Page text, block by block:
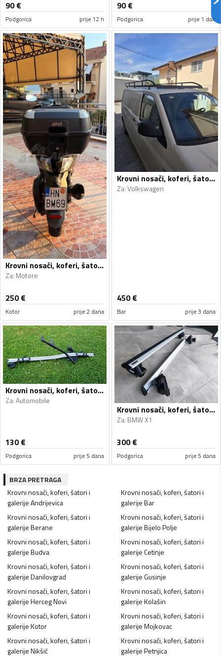
90€
Podgorica prije 12 h
90€
Podgorica prije 1 dan
Krovni nosači, koferi, šatori i galerije
Za: Motore
250€
Kotor prije 2 dana
Krovni nosači, koferi, šatori i galerije
Za:Volkswagen
450€
Bar prije 3 dana
Krovni nosači, koferi, šatori i galerije
Za:Automobile
130€
Podgorica prije 5 dana
Krovni nosači, koferi, šatori i galerije
Za: BMW X1
300€
Podgorica prije 5 dana
BRZA PRETRAGA
Krovni nosači, koferi, šatori i
galerijeAndrijevica
Krovni nosači, koferi, šatori i
galerijeBar
Krovni nosači, koferi, šatori i
galerijeBerane
Krovni nosači, koferi, šatori i
galerijeBijelo Polje
Krovni nosači, koferi, šatori i
galerijeBudva
Krovni nosači, koferi, šatori i
galerijeCetinje
Krovni nosači, koferi, šatori i
galerijeDanilovgrad
Krovni nosači, koferi, šatori i
galerijeGusinje
Krovni nosači, koferi, šatori i
galerijeHerceg Novi
Krovni nosači, koferi, šatori i
galerijeKolašin
Krovni nosači, koferi, šatori i
galerijeKotor
Krovni nosači, koferi, šatori i
galerijeMojkovac
Krovni nosači, koferi, šatori i
galerijeNikšić
Krovni nosači, koferi, šatori i
galerijePetnjica